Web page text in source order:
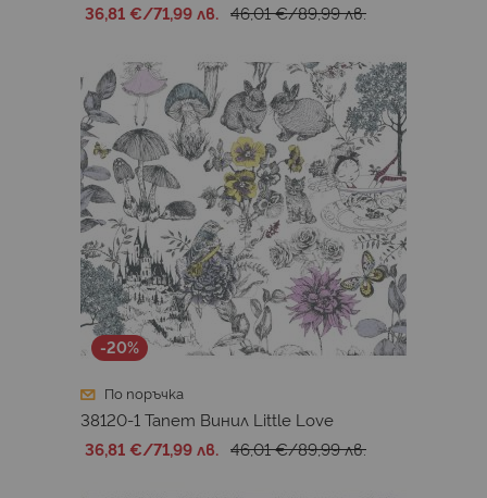
36,81 €/71,99 лв. 46,01 €/89,99 лв.
-20%
По поръчка
38120-1 Тапет Винил Little Love
36,81 €/71,99 лв. 46,01 €/89,99 лв.